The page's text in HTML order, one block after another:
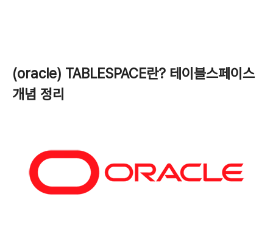
(oracle) TABLESPACE란? 테이블스페이스
개념 정리